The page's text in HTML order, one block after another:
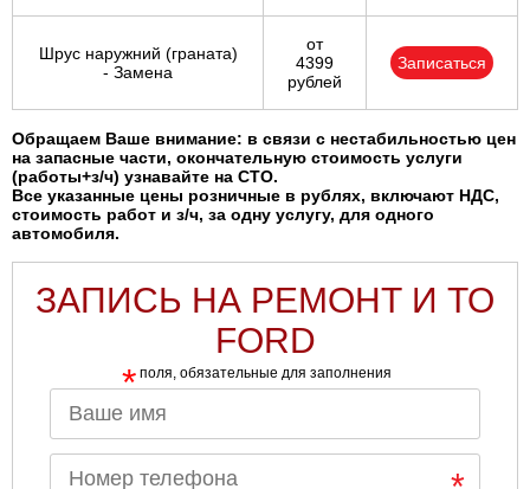
Шрус наружний (граната)
- Замена
от
4399
рублей
Записаться
Обращаем Ваше внимание: в связи с нестабильностью цен
на запасные части, окончательную стоимость услуги
(работы+з/ч) узнавайте на СТО.
Все указанные цены розничные в рублях, включают НДС,
стоимость работ и з/ч, за одну услугу, для одного
автомобиля.
ЗАПИСЬ НА РЕМОНТ И ТО
FORD
* поля, обязательные для заполнения